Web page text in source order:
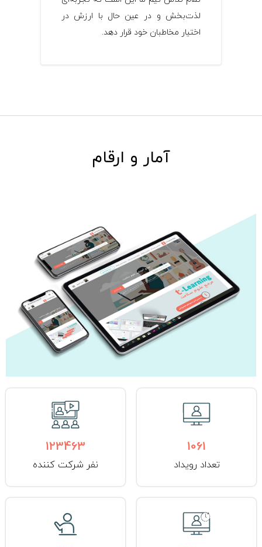
لذت‌بخش و در عین حال با ارزش در
اختیار مخاطبان خود قرار دهد.
آمار و ارقام
1061
تعداد رویداد
123463
نفر شرکت کننده